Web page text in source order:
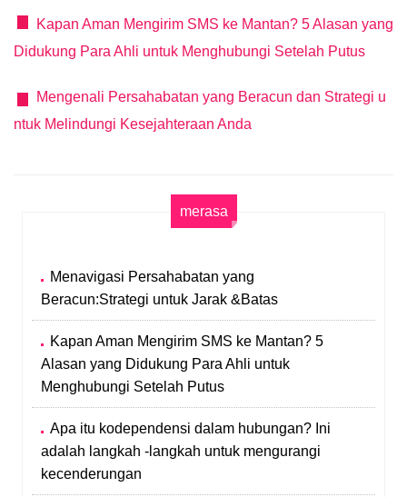
Kapan Aman Mengirim SMS ke Mantan? 5 Alasan yang
Didukung Para Ahli untuk Menghubungi Setelah Putus
Mengenali Persahabatan yang Beracun dan Strategi u
ntuk Melindungi Kesejahteraan Anda
merasa
Menavigasi Persahabatan yang
Beracun:Strategi untuk Jarak &Batas
Kapan Aman Mengirim SMS ke Mantan? 5
Alasan yang Didukung Para Ahli untuk
Menghubungi Setelah Putus
Apa itu kodependensi dalam hubungan? Ini
adalah langkah -langkah untuk mengurangi
kecenderungan